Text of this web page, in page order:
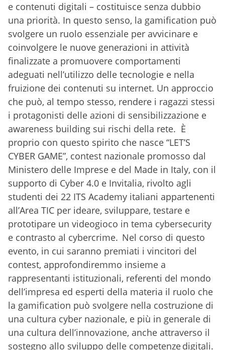
e contenuti digitali – costituisce senza dubbio
una priorità. In questo senso, la gamification può
svolgere un ruolo essenziale per avvicinare e
coinvolgere le nuove generazioni in attività
finalizzate a promuovere comportamenti
adeguati nell’utilizzo delle tecnologie e nella
fruizione dei contenuti su internet. Un approccio
che può, al tempo stesso, rendere i ragazzi stessi
i protagonisti delle azioni di sensibilizzazione e
awareness building sui rischi della rete. È
proprio con questo spirito che nasce “LET’S
CYBER GAME”, contest nazionale promosso dal
Ministero delle Imprese e del Made in Italy, con il
supporto di Cyber 4.0 e Invitalia, rivolto agli
studenti dei 22 ITS Academy italiani appartenenti
all’Area TIC per ideare, sviluppare, testare e
prototipare un videogioco in tema cybersecurity
e contrasto al cybercrime. Nel corso di questo
evento, in cui saranno premiati i vincitori del
contest, approfondiremmo insieme a
rappresentanti istituzionali, referenti del mondo
dell’impresa ed esperti della materia il ruolo che
la gamification può svolgere nella costruzione di
una cultura cyber nazionale, e più in generale di
una cultura dell’innovazione, anche attraverso il
sostegno allo sviluppo delle competenze digitali.